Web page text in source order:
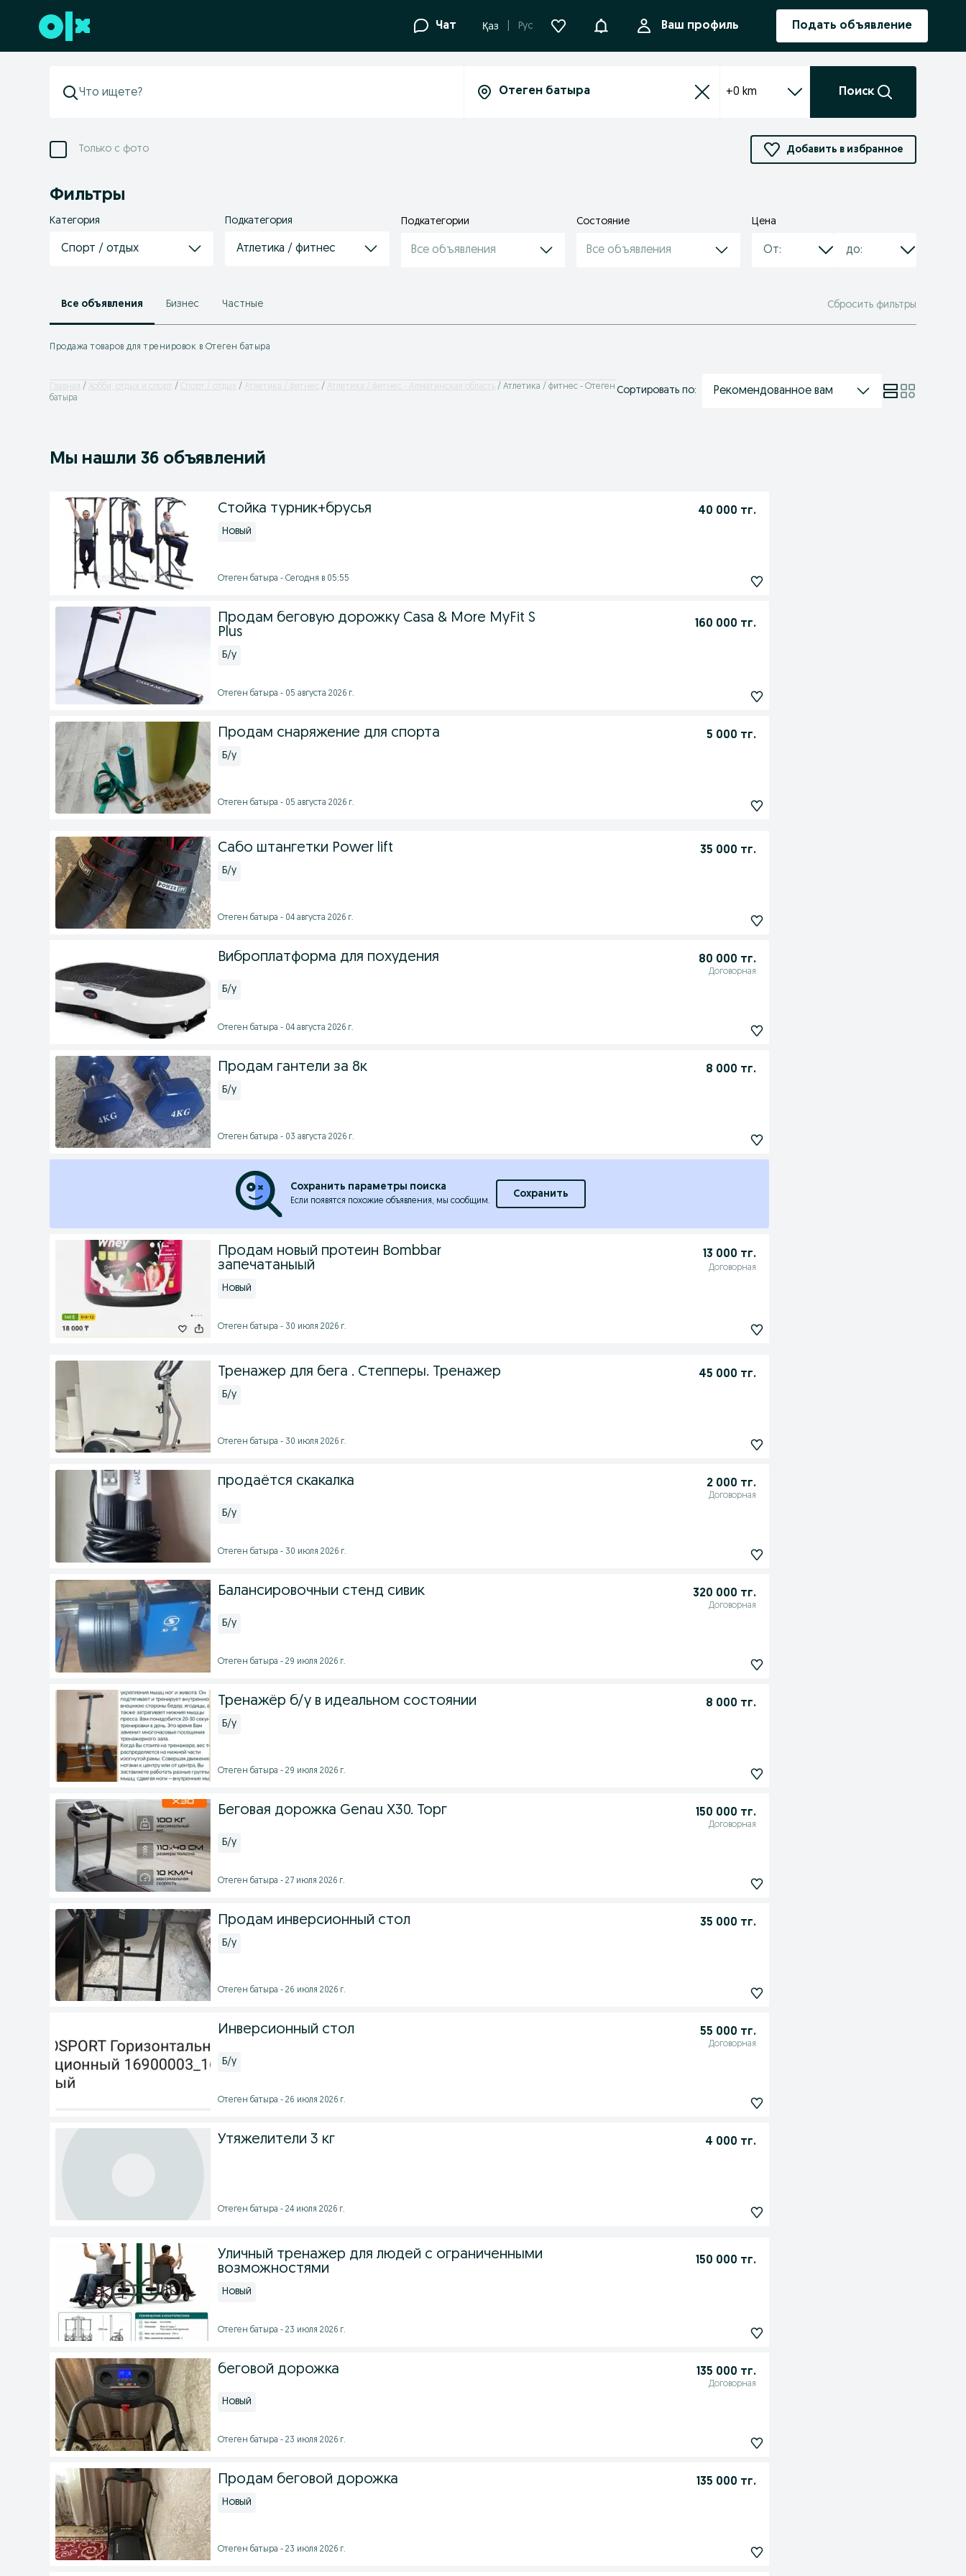
Перейти к нижнему колонтитулу Чат Қаз Рус УведомленияВаш профиль Подать объявление
+0 km Поиск
Только с фото Добавить в избранное
Фильтры
Категория
Спорт / отдых
Подкатегория
Атлетика / фитнес
Подкатегории
Все объявления
Состояние
Все объявления
Цена
Все объявления Бизнес Частные Сбросить фильтры
Продажа товаров для тренировок в Отеген батыра
Главная Хобби, отдых и спорт Спорт / отдых Атлетика / фитнес Атлетика / фитнес - Алматинская область
Атлетика / фитнес - Отеген
батыра
Сортировать по: Рекомендованное вам
Мы нашли 36 объявлений
Стойка турник+брусья 40 000 тг.
Новый
Отеген батыра - Сегодня в 05:55
Продам беговую дорожку Casa & More MyFit S
Plus
160 000 тг.
Б/у
Отеген батыра - 05 августа 2026 г.
Продам снаряжение для спорта 5 000 тг.
Б/у
Отеген батыра - 05 августа 2026 г.
Сабо штангетки Power lift 35 000 тг.
Б/у
Отеген батыра - 04 августа 2026 г.
Виброплатформа для похудения 80 000 тг.
Договорная
Б/у
Отеген батыра - 04 августа 2026 г.
Продам гантели за 8к 8 000 тг.
Б/у
Отеген батыра - 03 августа 2026 г.
Сохранить параметры поиска
Если появятся похожие объявления, мы сообщим.
Сохранить
Продам новый протеин Bombbar
запечатаныый
13 000 тг.
Договорная
Новый
Отеген батыра - 30 июля 2026 г.
Тренажер для бега . Степперы. Тренажер 45 000 тг.
Б/у
Отеген батыра - 30 июля 2026 г.
продаётся скакалка 2 000 тг.
Договорная
Б/у
Отеген батыра - 30 июля 2026 г.
Балансировочныи стенд сивик 320 000 тг.
Договорная
Б/у
Отеген батыра - 29 июля 2026 г.
Тренажёр б/у в идеальном состоянии 8 000 тг.
Б/у
Отеген батыра - 29 июля 2026 г.
Беговая дорожка Genau X30. Торг 150 000 тг.
Договорная
Б/у
Отеген батыра - 27 июля 2026 г.
Продам инверсионный стол 35 000 тг.
Б/у
Отеген батыра - 26 июля 2026 г.
Инверсионный стол 55 000 тг.
Договорная
Б/у
Отеген батыра - 26 июля 2026 г.
Утяжелители 3 кг 4 000 тг.
Отеген батыра - 24 июля 2026 г.
Уличный тренажер для людей с ограниченными
возможностями
150 000 тг.
Новый
Отеген батыра - 23 июля 2026 г.
беговой дорожка 135 000 тг.
Договорная
Новый
Отеген батыра - 23 июля 2026 г.
Продам беговой дорожка 135 000 тг.
Новый
Отеген батыра - 23 июля 2026 г.